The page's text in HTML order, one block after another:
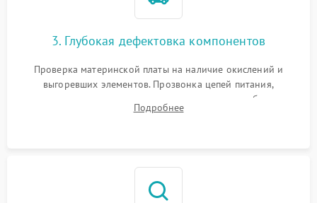
3. Глубокая дефектовка компонентов
Проверка материнской платы на наличие окислений и
выгоревших элементов. Прозвонка цепей питания,
тестирование приводных моторов колес и турбины
всасывания. Оценка состояния оптических и инфракрасных
Подробнее